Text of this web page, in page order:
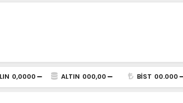
0,0000 ALTIN 000,00 BİST 00.000